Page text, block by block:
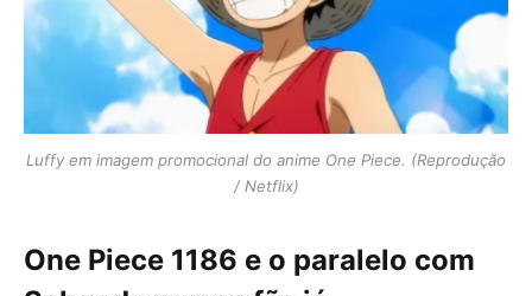
Luffy em imagem promocional do anime One Piece. (Reprodução
/ Netflix)
One Piece 1186 e o paralelo com